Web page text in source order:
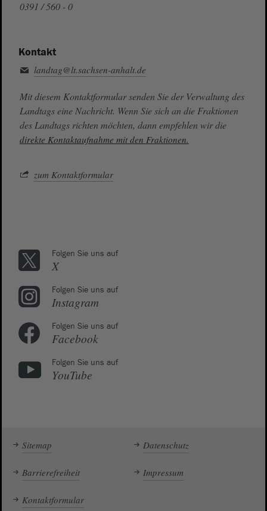
0391 / 560 - 0
Kontakt
landtag@lt.sachsen-anhalt.de
Mit diesem Kontaktformular senden Sie der Verwaltung des
Landtags eine Nachricht. Wenn Sie sich an die Fraktionen
des Landtags richten möchten, dann empfehlen wir die
direkte Kontaktaufnahme mit den Fraktionen.
zum Kontaktformular
Folgen Sie uns auf
X
Folgen Sie uns auf
Instagram
Folgen Sie uns auf
Facebook
Folgen Sie uns auf
YouTube
Sitemap Datenschutz
Barrierefreiheit Impressum
Kontaktformular